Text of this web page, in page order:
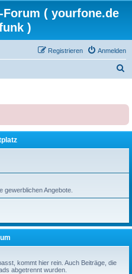
( yourfone.de
)
Anmelden
Registrieren
e
gewerblichen Angebote.
kommt hier rein. Auch Beiträge, die
abgetrennt wurden.